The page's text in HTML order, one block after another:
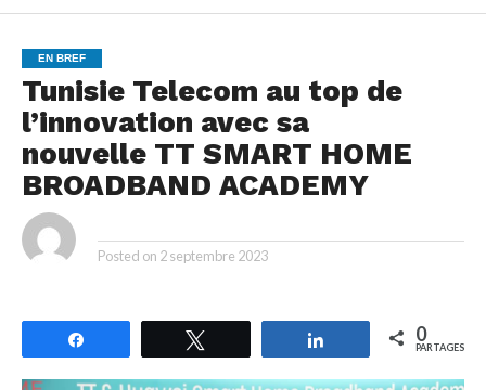
EN BREF
Tunisie Telecom au top de
l’innovation avec sa
nouvelle TT SMART HOME
BROADBAND ACADEMY
Posted on 2 septembre 2023
Partagez 0
PARTAGES